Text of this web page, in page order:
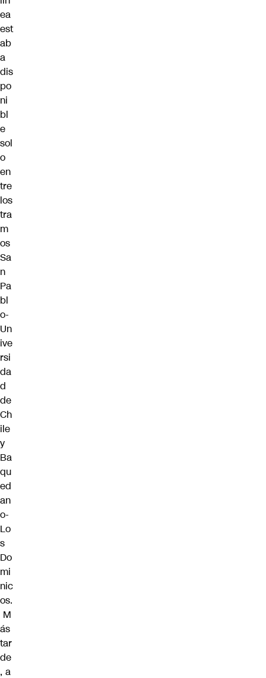
ea
est
ab
a
dis
po
ni
bl
e
sol
o
en
tre
los
tra
m
os
Sa
n
Pa
bl
o-
Un
ive
rsi
da
d
de
Ch
ile
y
Ba
qu
ed
an
o-
Lo
s
Do
mi
nic
os.
M
ás
tar
de
, a